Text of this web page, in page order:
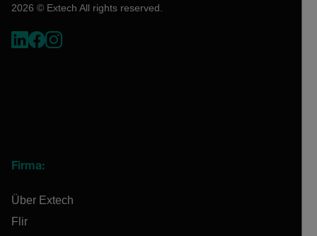
2026 © Extech All rights reserved.
Firma:
Über Extech
Flir